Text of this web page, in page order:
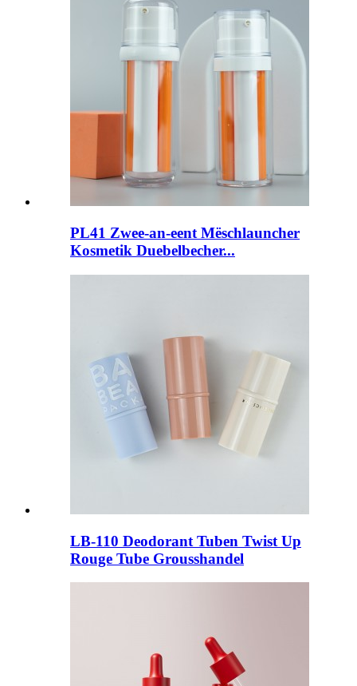
PL41 Zwee-an-eent Mëschlauncher
Kosmetik Duebelbecher...
LB-110 Deodorant Tuben Twist Up
Rouge Tube Grousshandel